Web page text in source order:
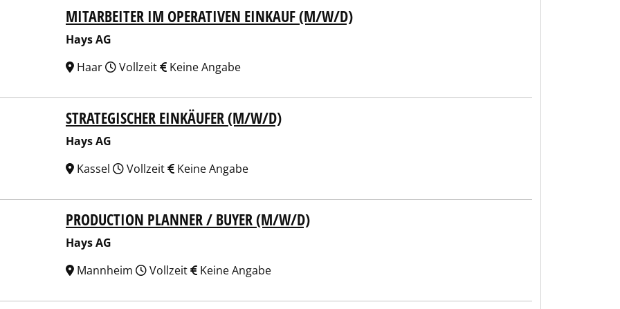
MITARBEITER IM OPERATIVEN EINKAUF (M/W/D)
Hays AG
Haar
Vollzeit Keine Angabe
STRATEGISCHER EINKÄUFER (M/W/D)
Hays AG
Kassel
Vollzeit Keine Angabe
PRODUCTION PLANNER / BUYER (M/W/D)
Hays AG
Mannheim
Vollzeit Keine Angabe